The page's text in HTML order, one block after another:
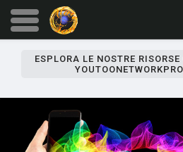
ESPLORA LE NOSTRE